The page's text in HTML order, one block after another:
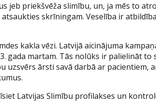
jeb priekšvēža slimību, un, ja mēs to
skrīningam. Veselība ir
kakla vēzi. Latvijā aicinājuma
gada martam. Tās nolūks ir palielināt
ārsti savā darbā ar pacientiem,
Latvijas Slimību profilakses un